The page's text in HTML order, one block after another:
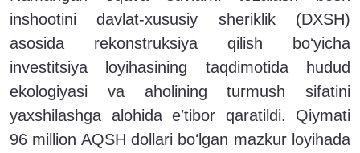
inshootini davlat-xususiy sheriklik (DXSH)
asosida rekonstruksiya qilish boʻyicha
investitsiya loyihasining taqdimotida hudud
ekologiyasi va aholining turmush sifatini
yaxshilashga alohida eʼtibor qaratildi. Qiymati
96 million AQSH dollari boʻlgan mazkur loyihada